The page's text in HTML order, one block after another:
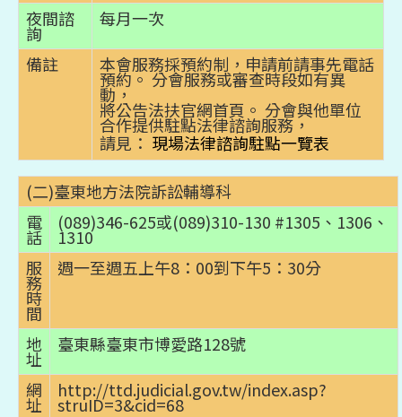
夜間諮
詢
每月一次
備註
本會服務採預約制，申請前請事先電話
預約。 分會服務或審查時段如有異
動，
將公告法扶官網首頁。 分會與他單位
合作提供駐點法律諮詢服務，
請見： 現場法律諮詢駐點一覽表
(二)臺東地方法院訴訟輔導科
電
話
(089)346-625或(089)310-130 #1305、1306、
1310
服
務
時
間
週一至週五上午8：00到下午5：30分
地
址
臺東縣臺東市博愛路128號
網
址
http://ttd.judicial.gov.tw/index.asp?
struID=3&cid=68